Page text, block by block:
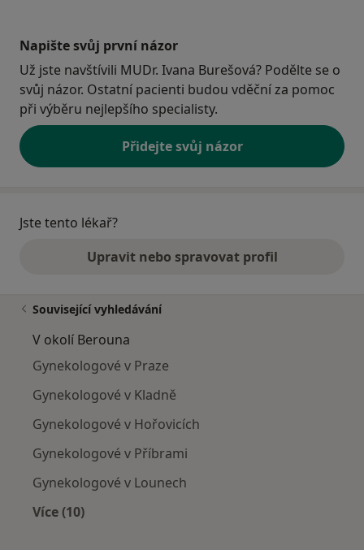
Napište svůj první názor
Už jste navštívili MUDr. Ivana Burešová? Podělte se o
svůj názor. Ostatní pacienti budou vděční za pomoc
při výběru nejlepšího specialisty.
Přidejte svůj názor
Jste tento lékař?
Upravit nebo spravovat profil
Související vyhledávání
V okolí Berouna
Gynekologové v Praze
Gynekologové v Kladně
Gynekologové v Hořovicích
Gynekologové v Příbrami
Gynekologové v Lounech
Více (10)